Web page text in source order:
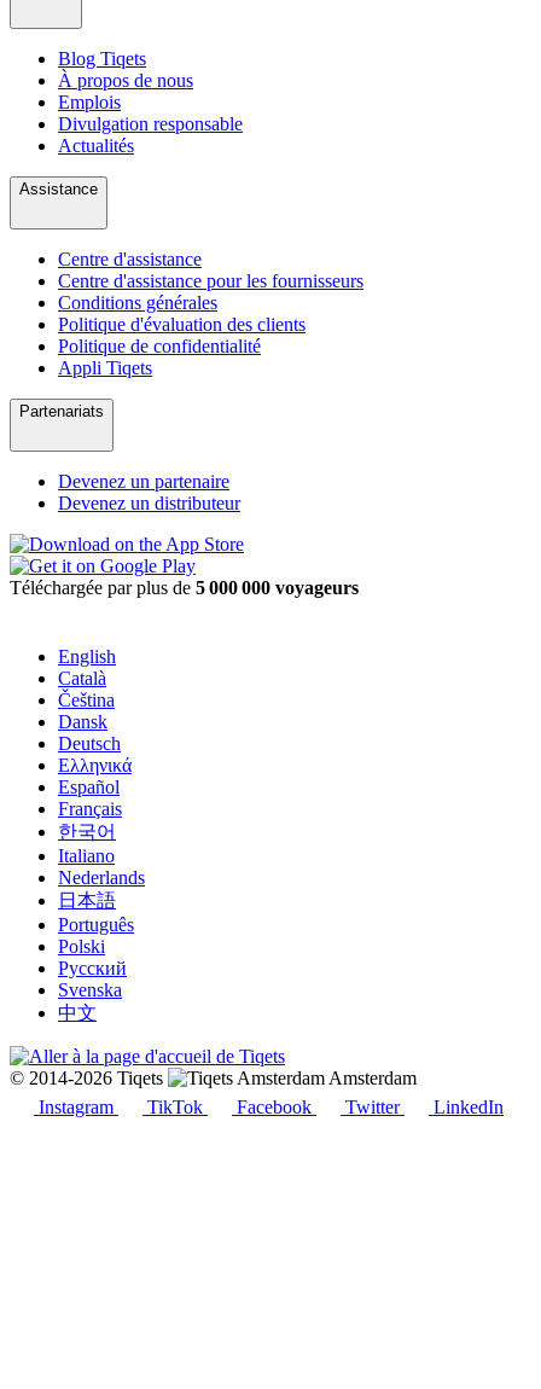
Blog Tiqets
À propos de nous
Emplois
Divulgation responsable
Actualités
Assistance
Centre d'assistance
Centre d'assistance pour les fournisseurs
Conditions générales
Politique d'évaluation des clients
Politique de confidentialité
Appli Tiqets
Partenariats
Devenez un partenaire
Devenez un distributeur
Téléchargée par plus de 5 000 000 voyageurs
English
Català
Čeština
Dansk
Deutsch
Ελληνικά
Español
Français
한국어
Italiano
Nederlands
日本語
Português
Polski
Русский
Svenska
中文
© 2014-2026 Tiqets
Amsterdam
Instagram
TikTok Facebook Twitter LinkedIn